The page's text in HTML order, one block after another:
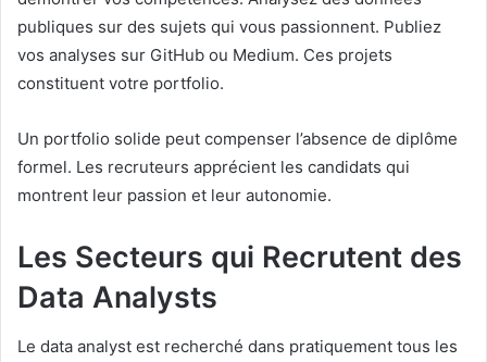
publiques sur des sujets qui vous passionnent. Publiez
vos analyses sur GitHub ou Medium. Ces projets
constituent votre portfolio.
Un portfolio solide peut compenser l’absence de diplôme
formel. Les recruteurs apprécient les candidats qui
montrent leur passion et leur autonomie.
Les Secteurs qui Recrutent des
Data Analysts
Le data analyst est recherché dans pratiquement tous les